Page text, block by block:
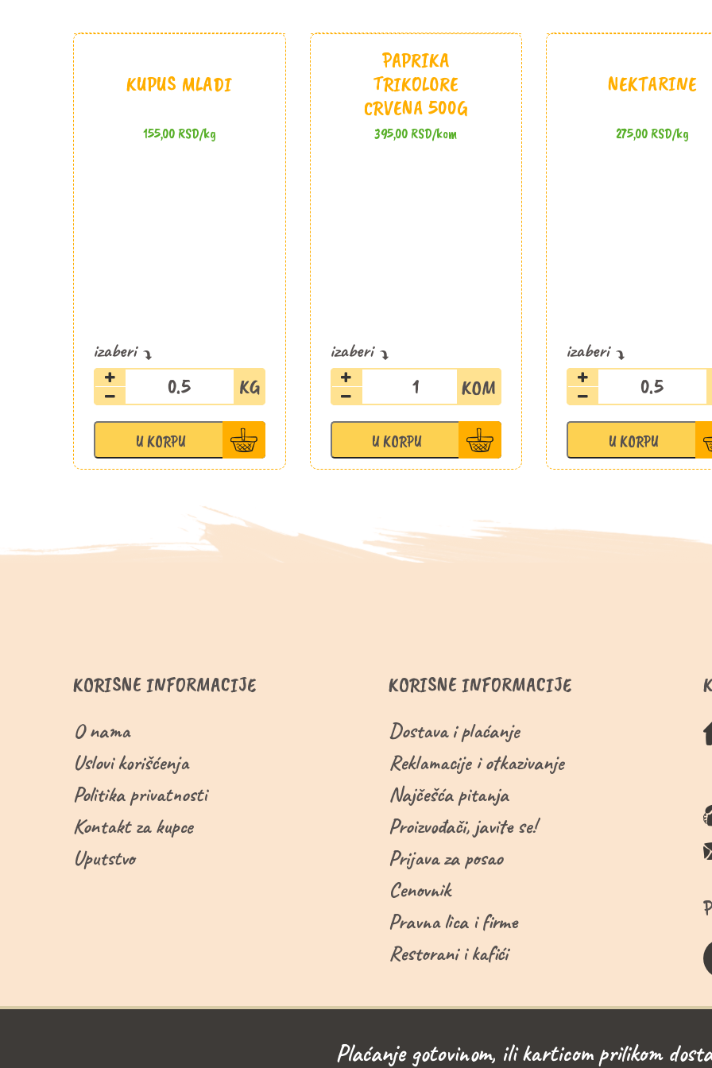
KUPUS MLADI
155,00RSD/kg
Kupus
mladi
U KORPU
PAPRIKA
TRIKOLORE
CRVENA 500G
395,00RSD/kom
Paprika
trikolore
500g
količina
U KORPU
NEKTARINE
275,00RSD/kg
Nektarine
količina
U KORPU
KORISNE INFORMACIJE
O nama
Uslovi korišćenja
Politika privatnosti
Kontakt za kupce
Uputstvo
KORISNE INFORMACIJE
Dostava i plaćanje
Reklamacije i otkazivanje
Najčešća pitanja
Proizvođači, javite se!
Prijava za posao
Cenovnik
Pravna lica i firme
Restorani i kafići
Plaćanje gotovinom, ili karticom prilikom